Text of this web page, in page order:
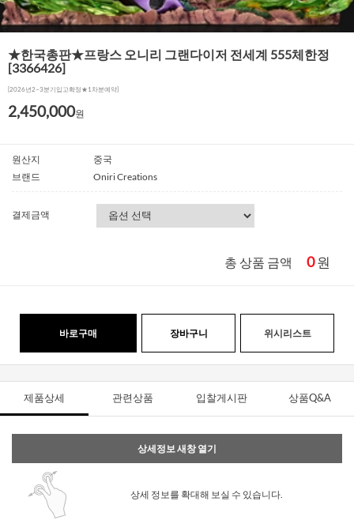
★한국총판★프랑스 오니리 그랜다이저 전세계 555체한정
[3366426]
[2026년2~3분기입고확정★1차분예약]
2,450,000원
원산지
중국
브랜드
Oniri Creations
결제금액
총 상품 금액 0원
바로구매 장바구니 위시리스트
제품상세 관련상품 입찰게시판 상품Q&A
상세정보 새창 열기
상세 정보를 확대해 보실 수 있습니다.